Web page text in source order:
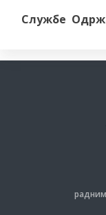
Службе